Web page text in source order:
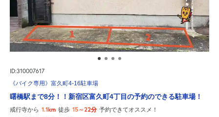
ID:310007617
《バイク専用》富久町4-16駐車場
曙橋駅まで8分！！新宿区富久町4丁目の予約のできる駐車場！
戒行寺から 1.1km 徒歩 15～22分 予約できてオススメ！